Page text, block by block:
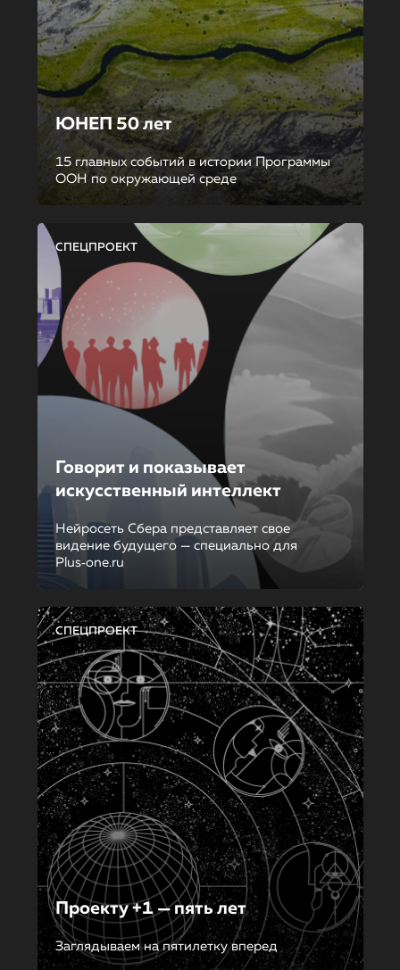
ЮНЕП 50 лет
15 главных событий в истории Программы
ООН по окружающей среде
СПЕЦПРОЕКТ
Говорит и показывает
искусственный интеллект
Нейросеть Сбера представляет свое
видение будущего — специально для
Plus‑one.ru
СПЕЦПРОЕКТ
Проекту +1 — пять лет
Заглядываем на пятилетку вперед